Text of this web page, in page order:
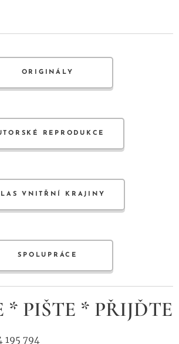
ORIGINÁLY
REPRODUKCE
VNITŘNÍ KRAJINY
SPOLUPRÁCE
* PIŠTE * PŘIJĎTE
195 794